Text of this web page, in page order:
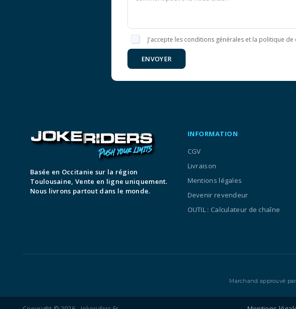
J'accepte les conditions générales et la politique
ENVOYER
Basée en Occitanie sur la région
Toulousaine, Vente en ligne uniquement.
Nous livrons partout dans le monde.
INFORMATION
CGV
Livraison
Mentions légales
Devenir revendeur
OUTIL : Calculateur de chaîne
Marchand approuvé